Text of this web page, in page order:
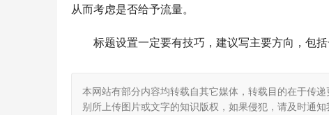
从而考虑是否给予流量。
标题设置一定要有技巧，建议写主要方向，包
本网站有部分内容均转载自其它媒体，转载目的在于传
别所上传图片或文字的知识版权，如果侵犯，请及时通